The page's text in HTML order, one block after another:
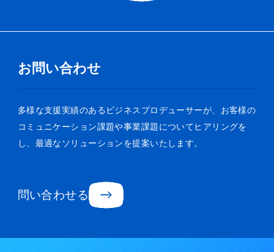
お問い合わせ
多様な支援実績のあるビジネスプロデューサーが、お客様の
コミュニケーション課題や事業課題についてヒアリングを
し、最適なソリューションを提案いたします。
問い合わせる